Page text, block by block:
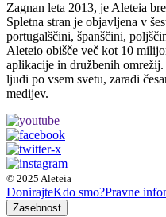
Zagnan leta 2013, je Aleteia
Spletna stran je objavljena v
portugalščini, španščini,
Aleteio obišče več kot 10
aplikacije in družbenih
ljudi po vsem svetu, zaradi
medijev.
© 2025 Aleteia
DonirajteKdo smo?Pravne
Zasebnost